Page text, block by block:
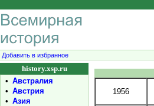
Добавить в избранное
history.xsp.ru
• Австралия
• Австрия
• Азия
1956